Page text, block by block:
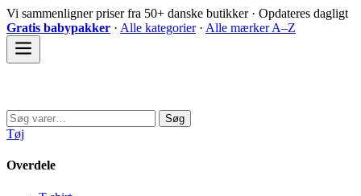
Spring
til
indhold
Vi sammenligner priser fra 50+ danske butikker · Opdateres dagligt
Gratis babypakker · Alle kategorier· Alle mærker A–Z
Søg
efter:
Søg
Tøj
Overdele